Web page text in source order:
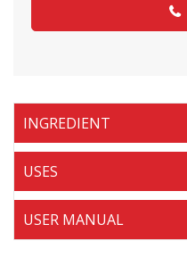
INGREDIENT
USES
USER MANUAL